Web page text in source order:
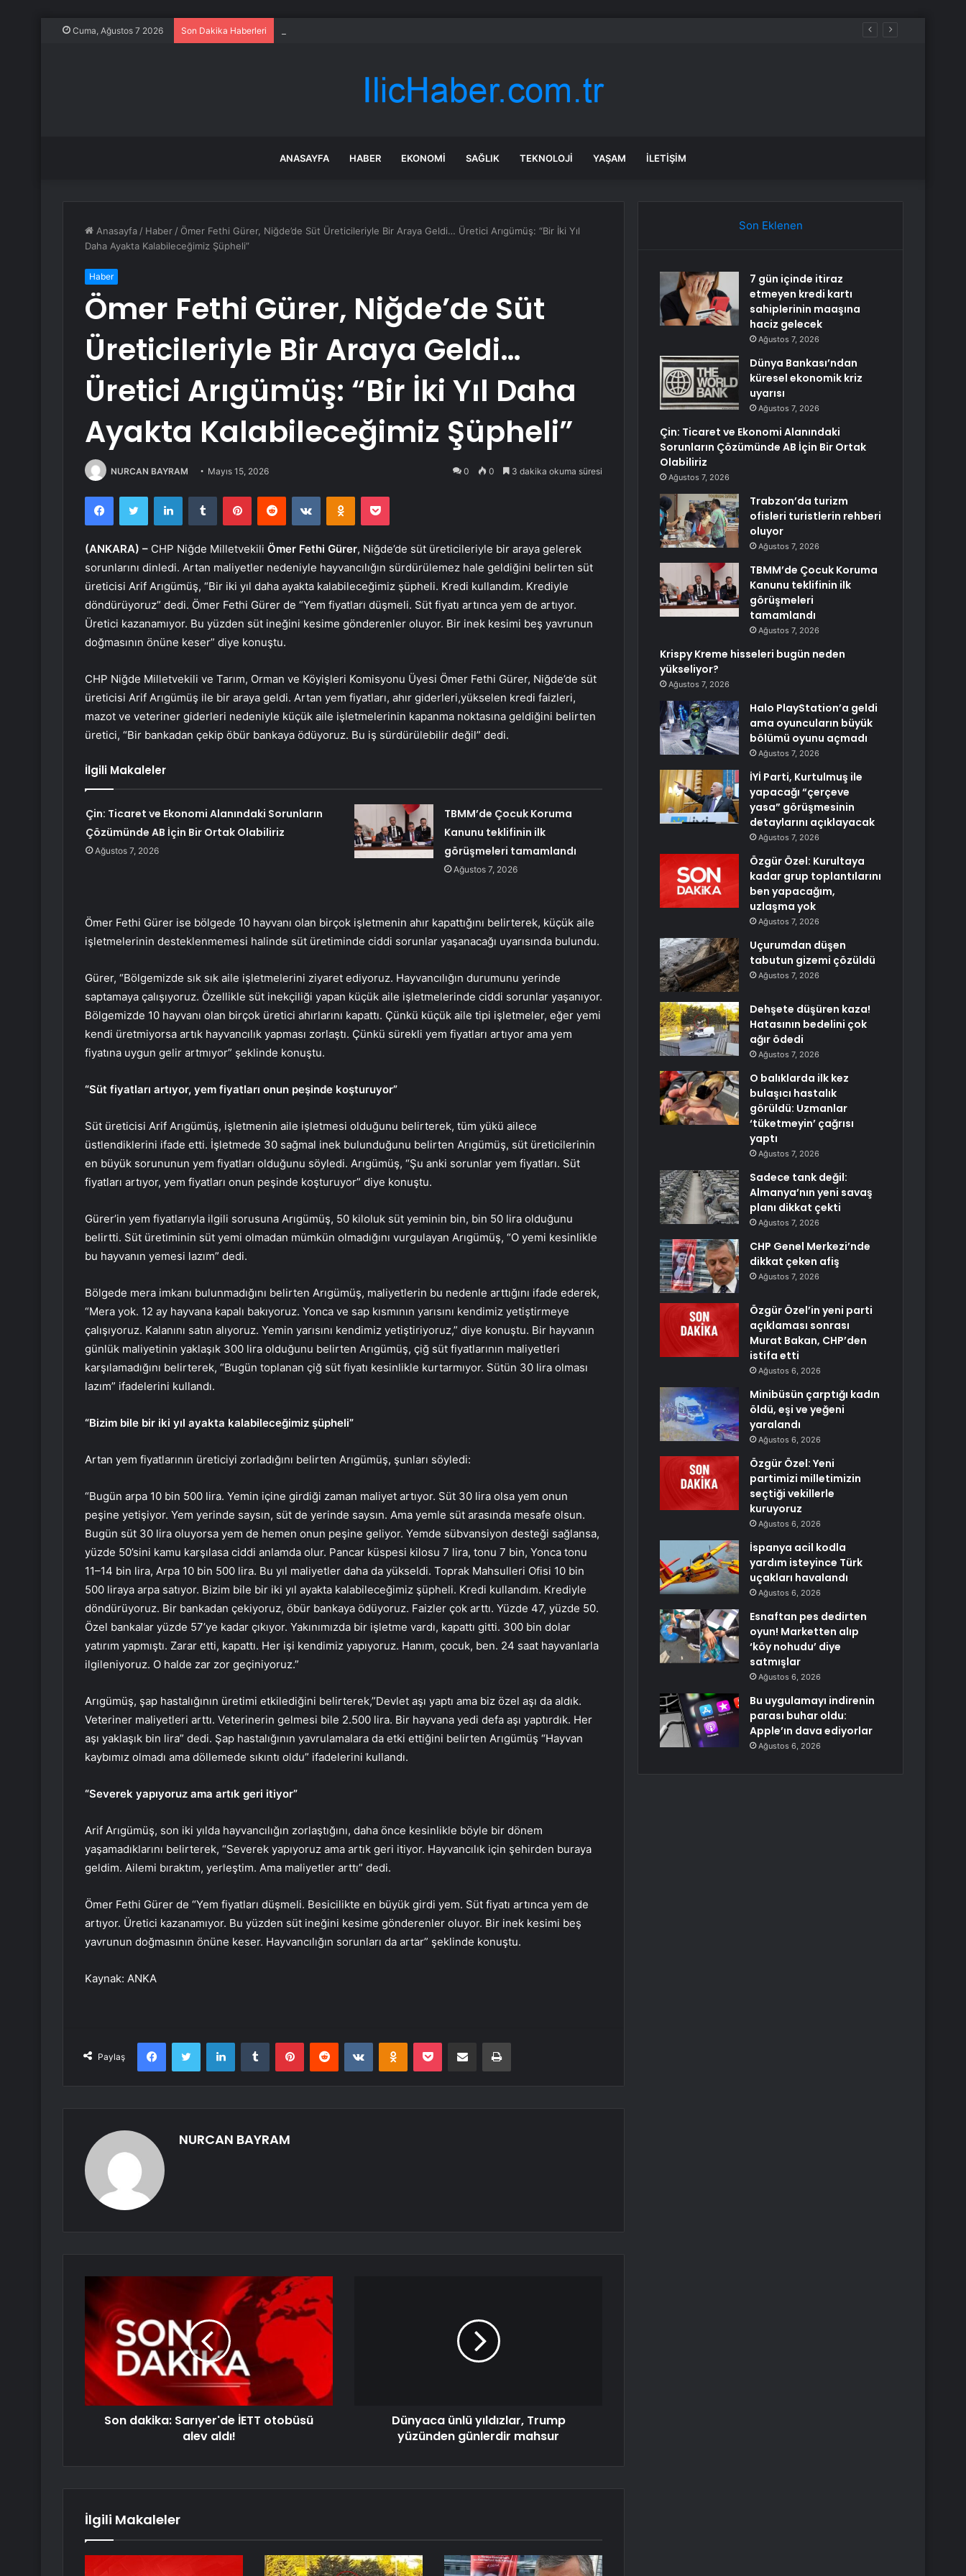
Cuma, Ağustos 7 2026 Son Dakika Haberleri
ANASAYFA HABER EKONOMI SAĞLIK TEKNOLOJI YAŞAM İLETIŞIM
Anasayfa / Haber / Ömer Fethi Gürer, Niğde’de Süt Üreticileriyle Bir Araya Geldi… Üretici Arıgümüş: “Bir İki Yıl
Daha Ayakta Kalabileceğimiz Şüpheli”
Haber
Ömer Fethi Gürer, Niğde’de Süt
Üreticileriyle Bir Araya Geldi…
Üretici Arıgümüş: “Bir İki Yıl Daha
Ayakta Kalabileceğimiz Şüpheli”
NURCAN BAYRAM Mayıs 15, 2026 0 0 3 dakika okuma süresi
FacebookTwitter LinkedInTumblr PinterestReddit VKontakteOdnoklassniki
Pocket
(ANKARA) – CHP Niğde Milletvekili Ömer Fethi Gürer, Niğde’de süt üreticileriyle bir araya gelerek
sorunlarını dinledi. Artan maliyetler nedeniyle hayvancılığın sürdürülemez hale geldiğini belirten süt
üreticisi Arif Arıgümüş, “Bir iki yıl daha ayakta kalabileceğimiz şüpheli. Kredi kullandım. Krediyle
döndürüyoruz” dedi. Ömer Fethi Gürer de “Yem fiyatları düşmeli. Süt fiyatı artınca yem de artıyor.
Üretici kazanamıyor. Bu yüzden süt ineğini kesime gönderenler oluyor. Bir inek kesimi beş yavrunun
doğmasının önüne keser” diye konuştu.
CHP Niğde Milletvekili ve Tarım, Orman ve Köyişleri Komisyonu Üyesi Ömer Fethi Gürer, Niğde’de süt
üreticisi Arif Arıgümüş ile bir araya geldi. Artan yem fiyatları, ahır giderleri,yükselen kredi faizleri,
mazot ve veteriner giderleri nedeniyle küçük aile işletmelerinin kapanma noktasına geldiğini belirten
üretici, “Bir bankadan çekip öbür bankaya ödüyoruz. Bu iş sürdürülebilir değil” dedi.
İlgili Makaleler
Çin: Ticaret ve Ekonomi Alanındaki Sorunların
Çözümünde AB İçin Bir Ortak Olabiliriz
Ağustos 7, 2026
TBMM’de Çocuk Koruma
Kanunu teklifinin ilk
görüşmeleri tamamlandı
Ağustos 7, 2026
Ömer Fethi Gürer ise bölgede 10 hayvanı olan birçok işletmenin ahır kapattığını belirterek, küçük aile
işletmelerinin desteklenmemesi halinde süt üretiminde ciddi sorunlar yaşanacağı uyarısında bulundu.
Gürer, “Bölgemizde sık sık aile işletmelerini ziyaret ediyoruz. Hayvancılığın durumunu yerinde
saptamaya çalışıyoruz. Özellikle süt inekçiliği yapan küçük aile işletmelerinde ciddi sorunlar yaşanıyor.
Bölgemizde 10 hayvanı olan birçok üretici ahırlarını kapattı. Çünkü küçük aile tipi işletmeler, eğer yemi
kendi üretmiyorsa artık hayvancılık yapması zorlaştı. Çünkü sürekli yem fiyatları artıyor ama yem
fiyatına uygun gelir artmıyor” şeklinde konuştu.
“Süt fiyatları artıyor, yem fiyatları onun peşinde koşturuyor”
Süt üreticisi Arif Arıgümüş, işletmenin aile işletmesi olduğunu belirterek, tüm yükü ailece
üstlendiklerini ifade etti. İşletmede 30 sağmal inek bulunduğunu belirten Arıgümüş, süt üreticilerinin
en büyük sorununun yem fiyatları olduğunu söyledi. Arıgümüş, “Şu anki sorunlar yem fiyatları. Süt
fiyatları artıyor, yem fiyatları onun peşinde koşturuyor” diye konuştu.
Gürer’in yem fiyatlarıyla ilgili sorusuna Arıgümüş, 50 kiloluk süt yeminin bin, bin 50 lira olduğunu
belirtti. Süt üretiminin süt yemi olmadan mümkün olmadığını vurgulayan Arıgümüş, “O yemi kesinlikle
bu hayvanın yemesi lazım” dedi.
Bölgede mera imkanı bulunmadığını belirten Arıgümüş, maliyetlerin bu nedenle arttığını ifade ederek,
“Mera yok. 12 ay hayvana kapalı bakıyoruz. Yonca ve sap kısmının yarısını kendimiz yetiştirmeye
çalışıyoruz. Kalanını satın alıyoruz. Yemin yarısını kendimiz yetiştiriyoruz,” diye konuştu. Bir hayvanın
günlük maliyetinin yaklaşık 300 lira olduğunu belirten Arıgümüş, çiğ süt fiyatlarının maliyetleri
karşılamadığını belirterek, “Bugün toplanan çiğ süt fiyatı kesinlikle kurtarmıyor. Sütün 30 lira olması
lazım” ifadelerini kullandı.
“Bizim bile bir iki yıl ayakta kalabileceğimiz şüpheli”
Artan yem fiyatlarının üreticiyi zorladığını belirten Arıgümüş, şunları söyledi:
“Bugün arpa 10 bin 500 lira. Yemin içine girdiği zaman maliyet artıyor. Süt 30 lira olsa yem onun
peşine yetişiyor. Yem yerinde saysın, süt de yerinde saysın. Ama yemle süt arasında mesafe olsun.
Bugün süt 30 lira oluyorsa yem de hemen onun peşine geliyor. Yemde sübvansiyon desteği sağlansa,
yüzde 50’sini kamu karşılasa ciddi anlamda olur. Pancar küspesi kilosu 7 lira, tonu 7 bin, Yonca tonu
11–14 bin lira, Arpa 10 bin 500 lira. Bu yıl maliyetler daha da yükseldi. Toprak Mahsulleri Ofisi 10 bin
500 liraya arpa satıyor. Bizim bile bir iki yıl ayakta kalabileceğimiz şüpheli. Kredi kullandım. Krediyle
döndürüyoruz. Bir bankadan çekiyoruz, öbür bankaya ödüyoruz. Faizler çok arttı. Yüzde 47, yüzde 50.
Özel bankalar yüzde 57’ye kadar çıkıyor. Yakınımızda bir işletme vardı, kapattı gitti. 300 bin dolar
yatırım yapmıştı. Zarar etti, kapattı. Her işi kendimiz yapıyoruz. Hanım, çocuk, ben. 24 saat hayvanlarla
ilgileniyoruz. O halde zar zor geçiniyoruz.”
Arıgümüş, şap hastalığının üretimi etkilediğini belirterek,”Devlet aşı yaptı ama biz özel aşı da aldık.
Veteriner maliyetleri arttı. Veterinerin gelmesi bile 2.500 lira. Bir hayvana yedi defa aşı yaptırdık. Her
aşı yaklaşık bin lira” dedi. Şap hastalığının yavrulamalara da etki ettiğini belirten Arıgümüş “Hayvan
kaybımız olmadı ama döllemede sıkıntı oldu” ifadelerini kullandı.
“Severek yapıyoruz ama artık geri itiyor”
Arif Arıgümüş, son iki yılda hayvancılığın zorlaştığını, daha önce kesinlikle böyle bir dönem
yaşamadıklarını belirterek, “Severek yapıyoruz ama artık geri itiyor. Hayvancılık için şehirden buraya
geldim. Ailemi bıraktım, yerleştim. Ama maliyetler arttı” dedi.
Ömer Fethi Gürer de “Yem fiyatları düşmeli. Besicilikte en büyük girdi yem. Süt fiyatı artınca yem de
artıyor. Üretici kazanamıyor. Bu yüzden süt ineğini kesime gönderenler oluyor. Bir inek kesimi beş
yavrunun doğmasının önüne keser. Hayvancılığın sorunları da artar” şeklinde konuştu.
Kaynak: ANKA
Paylaş
FacebookTwitter LinkedInTumblr PinterestReddit VKontakteOdnoklassniki
Pocket E-Posta ile paylaş Yazdır
NURCAN BAYRAM
Son dakika: Sarıyer'de İETT otobüsü
alev aldı!
Dünyaca ünlü yıldızlar, Trump
yüzünden günlerdir mahsur
İlgili Makaleler
Son Eklenen
7 gün içinde itiraz
etmeyen kredi kartı
sahiplerinin maaşına
haciz gelecek
Ağustos 7, 2026
Dünya Bankası’ndan
küresel ekonomik kriz
uyarısı
Ağustos 7, 2026
Çin: Ticaret ve Ekonomi Alanındaki
Sorunların Çözümünde AB İçin Bir Ortak
Olabiliriz
Ağustos 7, 2026
Trabzon’da turizm
ofisleri turistlerin rehberi
oluyor
Ağustos 7, 2026
TBMM’de Çocuk Koruma
Kanunu teklifinin ilk
görüşmeleri
tamamlandı
Ağustos 7, 2026
Krispy Kreme hisseleri bugün neden
yükseliyor?
Ağustos 7, 2026
Halo PlayStation’a geldi
ama oyuncuların büyük
bölümü oyunu açmadı
Ağustos 7, 2026
İYİ Parti, Kurtulmuş ile
yapacağı “çerçeve
yasa” görüşmesinin
detaylarını açıklayacak
Ağustos 7, 2026
Özgür Özel: Kurultaya
kadar grup toplantılarını
ben yapacağım,
uzlaşma yok
Ağustos 7, 2026
Uçurumdan düşen
tabutun gizemi çözüldü
Ağustos 7, 2026
Dehşete düşüren kaza!
Hatasının bedelini çok
ağır ödedi
Ağustos 7, 2026
O balıklarda ilk kez
bulaşıcı hastalık
görüldü: Uzmanlar
‘tüketmeyin’ çağrısı
yaptı
Ağustos 7, 2026
Sadece tank değil:
Almanya’nın yeni savaş
planı dikkat çekti
Ağustos 7, 2026
CHP Genel Merkezi’nde
dikkat çeken afiş
Ağustos 7, 2026
Özgür Özel’in yeni parti
açıklaması sonrası
Murat Bakan, CHP’den
istifa etti
Ağustos 6, 2026
Minibüsün çarptığı kadın
öldü, eşi ve yeğeni
yaralandı
Ağustos 6, 2026
Özgür Özel: Yeni
partimizi milletimizin
seçtiği vekillerle
kuruyoruz
Ağustos 6, 2026
İspanya acil kodla
yardım isteyince Türk
uçakları havalandı
Ağustos 6, 2026
Esnaftan pes dedirten
oyun! Marketten alıp
‘köy nohudu’ diye
satmışlar
Ağustos 6, 2026
Bu uygulamayı indirenin
parası buhar oldu:
Apple’ın dava ediyorlar
Ağustos 6, 2026